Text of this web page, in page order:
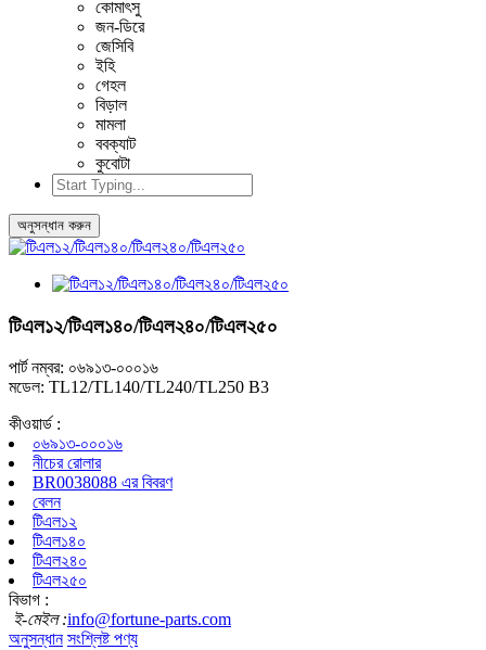
কোমাৎসু
জন-ডিরে
জেসিবি
ইহি
গেহল
বিড়াল
মামলা
ববক্যাট
কুবোটা
অনুসন্ধান করুন
টিএল১২/টিএল১৪০/টিএল২৪০/টিএল২৫০
পার্ট নম্বর: ০৬৯১৩-০০০১৬
মডেল: TL12/TL140/TL240/TL250 B3
কীওয়ার্ড :
০৬৯১৩-০০০১৬
নীচের রোলার
BR0038088 এর বিবরণ
বেলন
টিএল১২
টিএল১৪০
টিএল২৪০
টিএল২৫০
বিভাগ :
ই-মেইল :info@fortune-parts.com
অনুসন্ধান সংশ্লিষ্ট পণ্য